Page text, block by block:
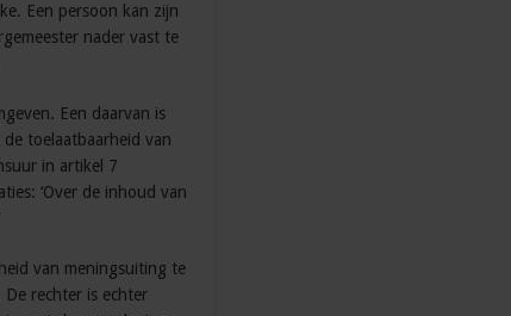
Een persoon kan zijn
nader vast te
Een daarvan is
toelaatbaarheid van
in artikel 7
‘Over de inhoud van
van meningsuiting te
rechter is echter